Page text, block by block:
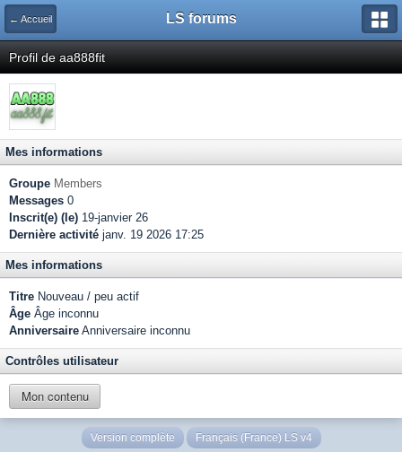
← Accueil LS forums
Profil de aa888fit
Mes informations
Groupe Members
Messages 0
Inscrit(e) (le) 19-janvier 26
Dernière activité janv. 19 2026 17:25
Mes informations
Titre Nouveau / peu actif
Âge Âge inconnu
Anniversaire Anniversaire inconnu
Contrôles utilisateur
Mon contenu
Version complète Français (France) LS v4